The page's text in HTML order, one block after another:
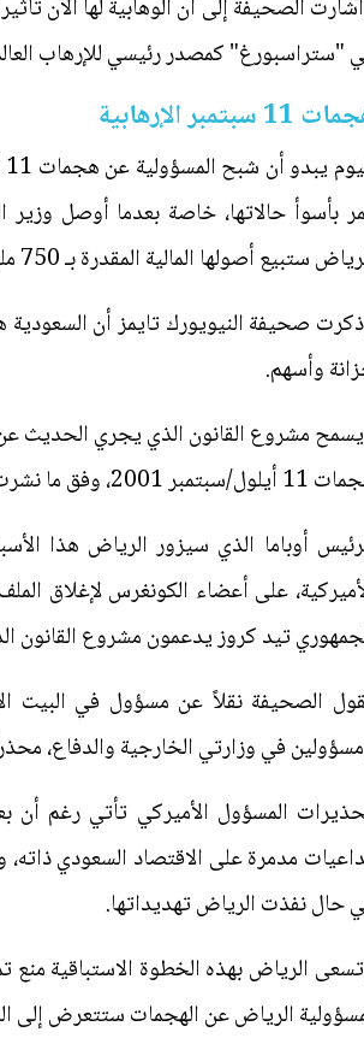
"ستراسبورغ" كمصدر رئيسي للإرهاب
سبتمبر الإرهابية
بأسوأ حالاتها، خاصة بعدما أوصل
ستبيع أصولها المالية المقدرة بـ 750 مليار دولار في الولايات المتحدة إذا مرر الكونغرس مشروع قانون عن هجمات نيويورك.
وأسهم.
مشروع القانون الذي يجري الحديث
2001، وفق ما نشرت صحيفة نيويورك تايمز.
أوباما الذي سيزور الرياض هذا
على أعضاء الكونغرس لإغلاق
تيد كروز يدعمون مشروع القانون
الصحيفة نقلاً عن مسؤول في البيت
في وزارتي الخارجية والدفاع،
المسؤول الأميركي تأتي رغم أن
مدمرة على الاقتصاد السعودي ذاته،
حال نفذت الرياض تهديداتها.
الرياض بهذه الخطوة الاستباقية
الرياض عن الهجمات ستتعرض إلى